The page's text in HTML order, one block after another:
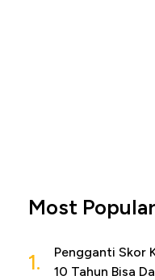
Most Popular
1.
Pengganti Skor
10 Tahun Bisa